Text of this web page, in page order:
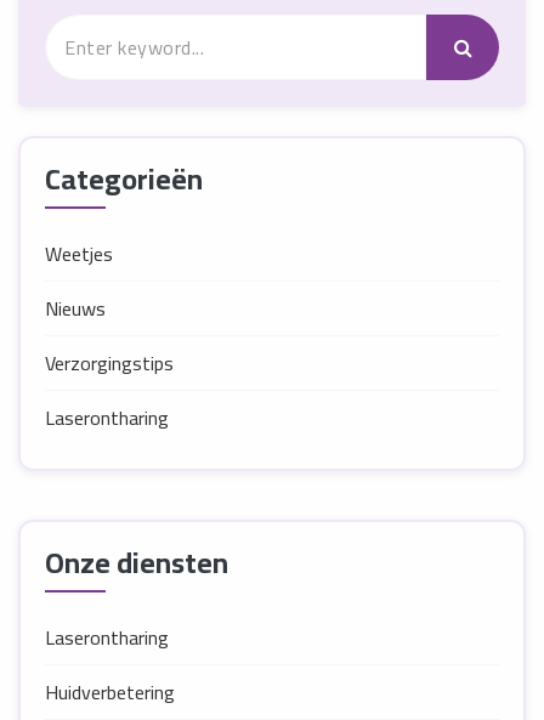
Categorieën
Weetjes
Nieuws
Verzorgingstips
Laserontharing
Onze diensten
Laserontharing
Huidverbetering